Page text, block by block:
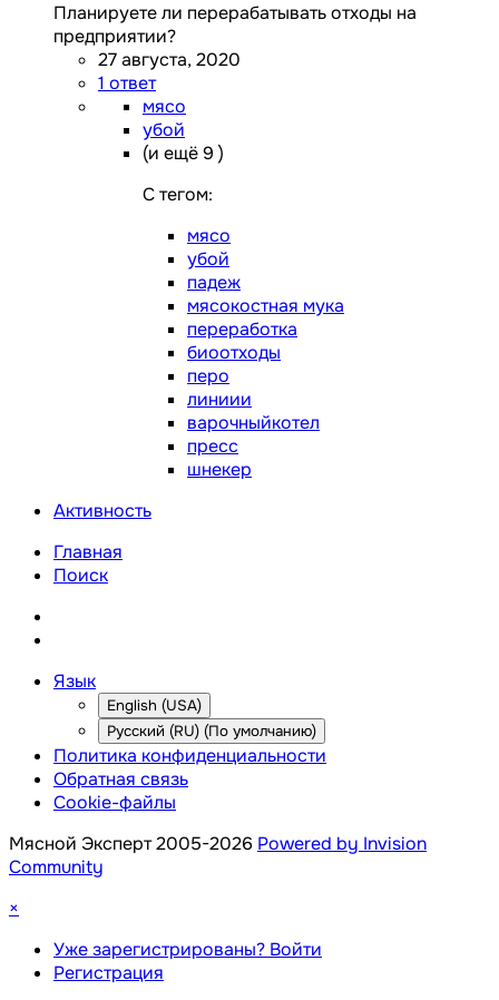
Планируете ли перерабатывать отходы на
предприятии?
27 августа, 2020
1 ответ
мясо
убой
(и ещё 9 )
C тегом:
мясо
убой
падеж
мясокостная мука
переработка
биоотходы
перо
линиии
варочныйкотел
пресс
шнекер
Активность
Главная
Поиск
Язык
English (USA)
Русский (RU) (По умолчанию)
Политика конфиденциальности
Обратная связь
Cookie-файлы
Мясной Эксперт 2005-2026 Powered by Invision
Community
×
Уже зарегистрированы? Войти
Регистрация